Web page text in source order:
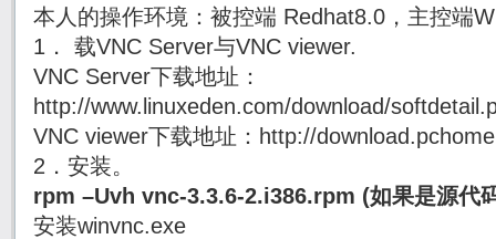
本人的操作环境：被控端 Redhat8.0，主控端
1． 载VNC Server与VNC viewer.
VNC Server下载地址：
http://www.linuxeden.com/download/
VNC viewer下载地址：http://
2．安装。
rpm –Uvh vnc-3.3.6-2.i386.rpm (如果是源代
安装winvnc.exe